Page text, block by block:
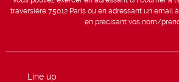
traversière 75012 Paris ou en adressant un email
en précisant vos nom/
Line up